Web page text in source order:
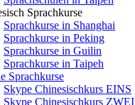
Sprachkurse
Sprachkurse in Shanghai
Sprachkurse in Peking
Sprachkurse in Guilin
Sprachkurse in Taipeh
Sprachkurse
Skype Chinesischkurs EINS
Skype Chinesischkurs ZWEI